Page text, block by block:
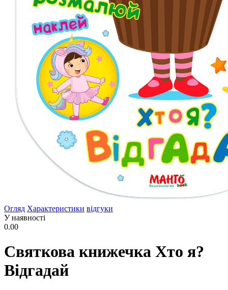
Огляд Характеристики відгуки
У наявності
0.00
Святкова книжечка Хто я?
Відгадай